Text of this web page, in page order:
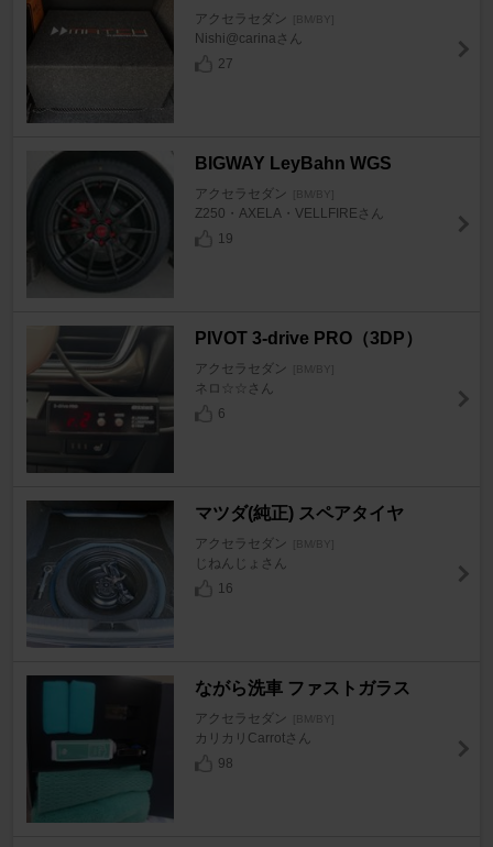
アクセラセダン [BM/BY]
Nishi@carinaさん
27
BIGWAY LeyBahn WGS
アクセラセダン [BM/BY]
Z250・AXELA・VELLFIREさん
19
PIVOT 3-drive PRO（3DP）
アクセラセダン [BM/BY]
ネロ☆☆さん
6
マツダ(純正) スペアタイヤ
アクセラセダン [BM/BY]
じねんじょさん
16
ながら洗車 ファストガラス
アクセラセダン [BM/BY]
カリカリCarrotさん
98